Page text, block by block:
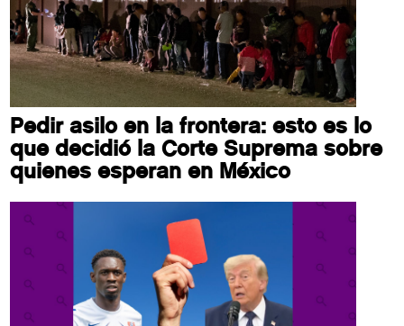
Pedir asilo en la frontera: esto es lo
que decidió la Corte Suprema sobre
quienes esperan en México